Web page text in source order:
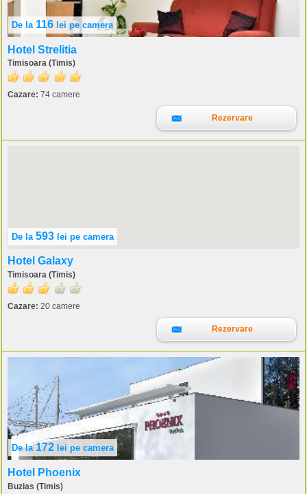
De la 116 leipe camera
Hotel Strelitia
Timisoara (Timis)
Cazare: 74 camere
Rezervare
De la 593 lei pe camera
Hotel Galaxy
Timisoara (Timis)
Cazare: 20 camere
Rezervare
De la 172 lei pe camera
Hotel Phoenix
Buzias (Timis)